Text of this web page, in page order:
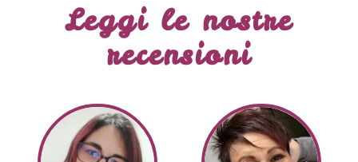
Leggi le nostre
recensioni